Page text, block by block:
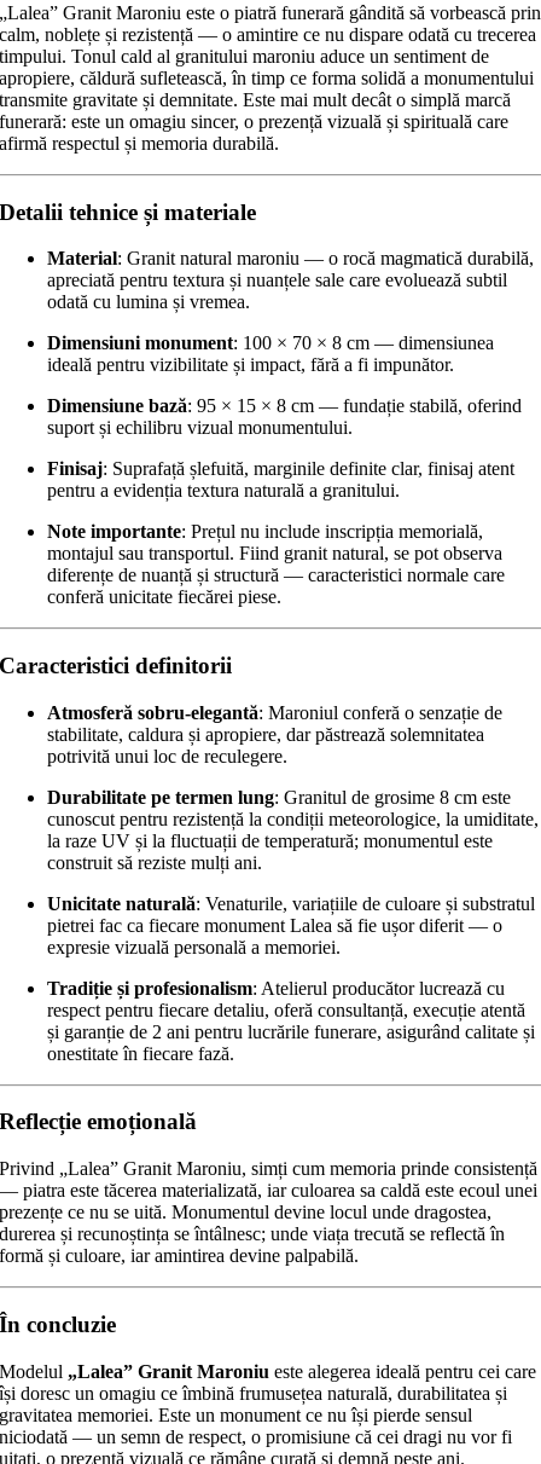
„Lalea” Granit Maroniu este o piatră funerară gândită să vorbească prin
calm, noblețe și rezistență — o amintire ce nu dispare odată cu trecerea
timpului. Tonul cald al granitului maroniu aduce un sentiment de
apropiere, căldură sufletească, în timp ce forma solidă a monumentului
transmite gravitate și demnitate. Este mai mult decât o simplă marcă
funerară: este un omagiu sincer, o prezență vizuală și spirituală care
afirmă respectul și memoria durabilă.
Detalii tehnice și materiale
Material: Granit natural maroniu — o rocă magmatică durabilă,
apreciată pentru textura și nuanțele sale care evoluează subtil
odată cu lumina și vremea.
Dimensiuni monument: 100 × 70 × 8 cm — dimensiunea
ideală pentru vizibilitate și impact, fără a fi impunător.
Dimensiune bază: 95 × 15 × 8 cm — fundație stabilă, oferind
suport și echilibru vizual monumentului.
Finisaj: Suprafață șlefuită, marginile definite clar, finisaj atent
pentru a evidenția textura naturală a granitului.
Note importante: Prețul nu include inscripția memorială,
montajul sau transportul. Fiind granit natural, se pot observa
diferențe de nuanță și structură — caracteristici normale care
conferă unicitate fiecărei piese.
Caracteristici definitorii
Atmosferă sobru-elegantă: Maroniul conferă o senzație de
stabilitate, caldura și apropiere, dar păstrează solemnitatea
potrivită unui loc de reculegere.
Durabilitate pe termen lung: Granitul de grosime 8 cm este
cunoscut pentru rezistență la condiții meteorologice, la umiditate,
la raze UV și la fluctuații de temperatură; monumentul este
construit să reziste mulți ani.
Unicitate naturală: Venaturile, variațiile de culoare și substratul
pietrei fac ca fiecare monument Lalea să fie ușor diferit — o
expresie vizuală personală a memoriei.
Tradiție și profesionalism: Atelierul producător lucrează cu
respect pentru fiecare detaliu, oferă consultanță, execuție atentă
și garanție de 2 ani pentru lucrările funerare, asigurând calitate și
onestitate în fiecare fază.
Reflecție emoțională
Privind „Lalea” Granit Maroniu, simți cum memoria prinde consistență
— piatra este tăcerea materializată, iar culoarea sa caldă este ecoul unei
prezențe ce nu se uită. Monumentul devine locul unde dragostea,
durerea și recunoștința se întâlnesc; unde viața trecută se reflectă în
formă și culoare, iar amintirea devine palpabilă.
În concluzie
Modelul „Lalea” Granit Maroniu este alegerea ideală pentru cei care
își doresc un omagiu ce îmbină frumusețea naturală, durabilitatea și
gravitatea memoriei. Este un monument ce nu își pierde sensul
niciodată — un semn de respect, o promisiune că cei dragi nu vor fi
uitați, o prezență vizuală ce rămâne curată și demnă peste ani.